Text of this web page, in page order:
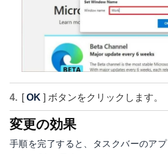
[OK ] ボタンをクリックします。
変更の効果
手順を完了すると、タスクバーのア